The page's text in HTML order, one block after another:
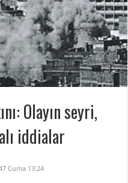
Olayın seyri,
iddialar
Cuma 13:24